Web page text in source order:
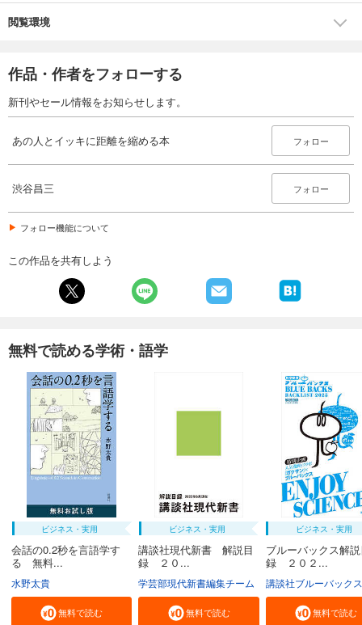
閲覧環境
作品・作者をフォローする
新刊やセール情報をお知らせします。
あの人とイッキに距離を縮める本 フォロー
渋谷昌三 フォロー
フォロー機能について
この作品を共有しよう
無料で読める学術・語学
ビジネス・実用
会話の0.2秒を言語学す
る 無料...
水野太貴
無料で読む
ビジネス・実用
講談社現代新書 解説目
録 ２０...
学芸部現代新書編集チーム
無料で読む
ビジネス・実用
ブルーバックス解
録 ２０２...
講談社ブルーバックス
無料で読む